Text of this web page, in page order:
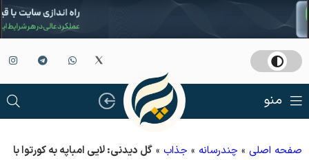
منو
صفحه اصلی » چندرسانه » جذاب » گل دیدنی: لایی امباپه به کورتوا با